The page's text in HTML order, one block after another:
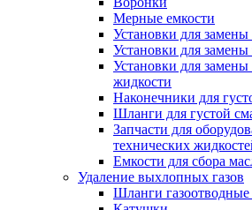
Мерные емкости
Установки для
Установки для
Установки для
жидкости
Наконечники для
Шланги для густой
Запчасти для
технических
Емкости для сбора
Удаление выхлопных газов
Шланги